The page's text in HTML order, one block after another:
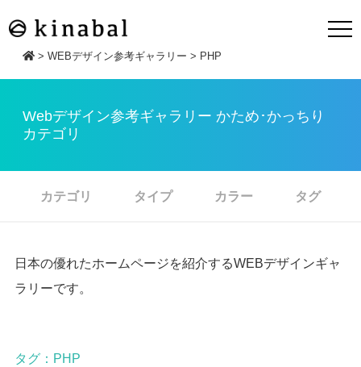
> WEBデザイン参考ギャラリー > PHP
Webデザイン参考ギャラリー かため･かっちり
カテゴリ
カテゴリ タイプ カラー タグ
日本の優れたホームページを紹介するWEBデザインギャ
ラリーです。
タグ：PHP